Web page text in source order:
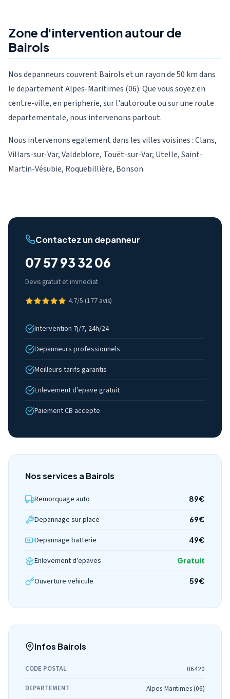
Zone d'intervention autour de
Bairols
Nos depanneurs couvrent Bairols et un rayon de 50 km dans
le departement Alpes-Maritimes (06). Que vous soyez en
centre-ville, en peripherie, sur l'autoroute ou sur une route
departementale, nous intervenons partout.
Nous intervenons egalement dans les villes voisines : Clans,
Villars-sur-Var, Valdeblore, Touët-sur-Var, Utelle, Saint-
Martin-Vésubie, Roquebillière, Bonson.
Contactez un depanneur
07 57 93 32 06
Devis gratuit et immediat
4.7/5 (177 avis)
Intervention 7j/7, 24h/24
Depanneurs professionnels
Meilleurs tarifs garantis
Enlevement d'epave gratuit
Paiement CB accepte
Nos services a Bairols
Remorquage auto 89€
Depannage sur place 69€
Depannage batterie 49€
Enlevement d'epaves Gratuit
Ouverture vehicule 59€
Infos Bairols
CODE POSTAL 06420
DEPARTEMENT Alpes-Maritimes (06)